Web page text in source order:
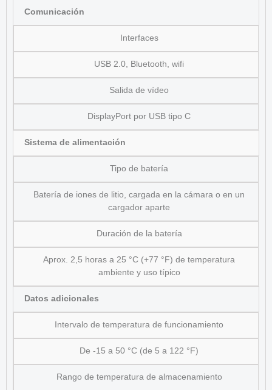
Comunicación
Interfaces
USB 2.0, Bluetooth, wifi
Salida de vídeo
DisplayPort por USB tipo C
Sistema de alimentación
Tipo de batería
Batería de iones de litio, cargada en la cámara o en un
cargador aparte
Duración de la batería
Aprox. 2,5 horas a 25 °C (+77 °F) de temperatura
ambiente y uso típico
Datos adicionales
Intervalo de temperatura de funcionamiento
De -15 a 50 °C (de 5 a 122 °F)
Rango de temperatura de almacenamiento